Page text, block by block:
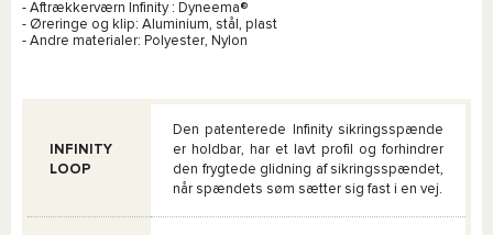
- Aftrækkerværn Infinity : Dyneema®
- Øreringe og klip: Aluminium, stål, plast
- Andre materialer: Polyester, Nylon
INFINITY
LOOP
Den patenterede Infinity sikringsspænde
er holdbar, har et lavt profil og forhindrer
den frygtede glidning af sikringsspændet,
når spændets søm sætter sig fast i en vej.